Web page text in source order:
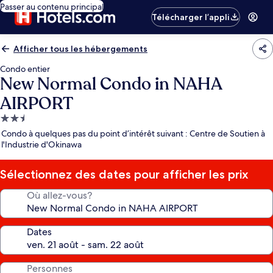
Passer au contenu principal
Télécharger l’appli
Afficher tous les hébergements
Condo entier
New Normal Condo in NAHA
AIRPORT
Hébergement
2.5 étoiles
Condo à quelques pas du point d’intérêt suivant : Centre de Soutien à
l'Industrie d'Okinawa
Sélectionnez des dates pour afficher les prix
Où allez-vous?
Dates
Personnes